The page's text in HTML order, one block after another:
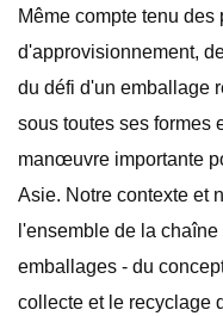
Même compte tenu
d'approvisionnement,
du défi d'un emballage
sous toutes ses formes
manœuvre importante
Asie. Notre contexte et
l'ensemble de la
emballages - du
collecte et le recyclage